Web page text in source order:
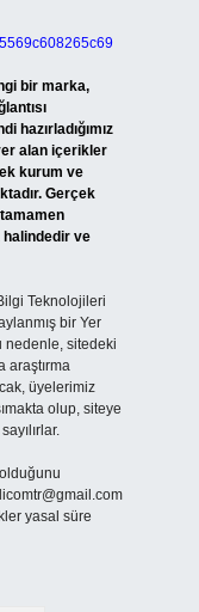
bir marka,
hazırladığımız
alan içerikler
kurum ve
Gerçek
ve
Teknolojileri
bir Yer
nedenle, sitedeki
araştırma
üyelerimiz
olup, siteye
yasal süre